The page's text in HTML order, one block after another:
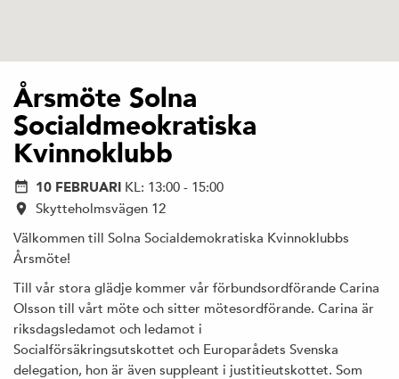
Årsmöte Solna
Socialdmeokratiska
Kvinnoklubb
10 FEBRUARI KL: 13:00 - 15:00
Skytteholmsvägen 12
Välkommen till Solna Socialdemokratiska Kvinnoklubbs
Årsmöte!
Till vår stora glädje kommer vår förbundsordförande Carina
Olsson till vårt möte och sitter mötesordförande. Carina är
riksdagsledamot och ledamot i
Socialförsäkringsutskottet och Europarådets Svenska
delegation, hon är även suppleant i justitieutskottet. Som